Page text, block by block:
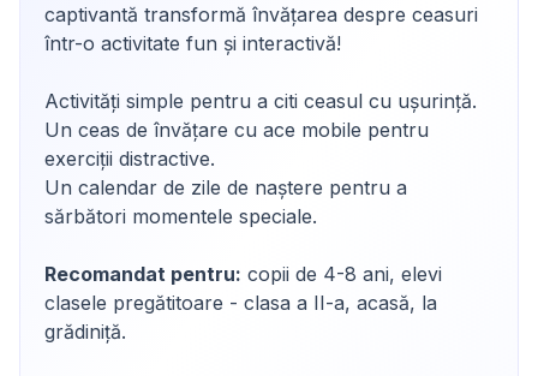
captivantă transformă învățarea despre ceasuri
într-o activitate fun și interactivă!
Activități simple pentru a citi ceasul cu ușurință.
Un ceas de învățare cu ace mobile pentru
exerciții distractive.
Un calendar de zile de naștere pentru a
sărbători momentele speciale.
Recomandat pentru: copii de 4-8 ani, elevi
clasele pregătitoare - clasa a II-a, acasă, la
grădiniță.